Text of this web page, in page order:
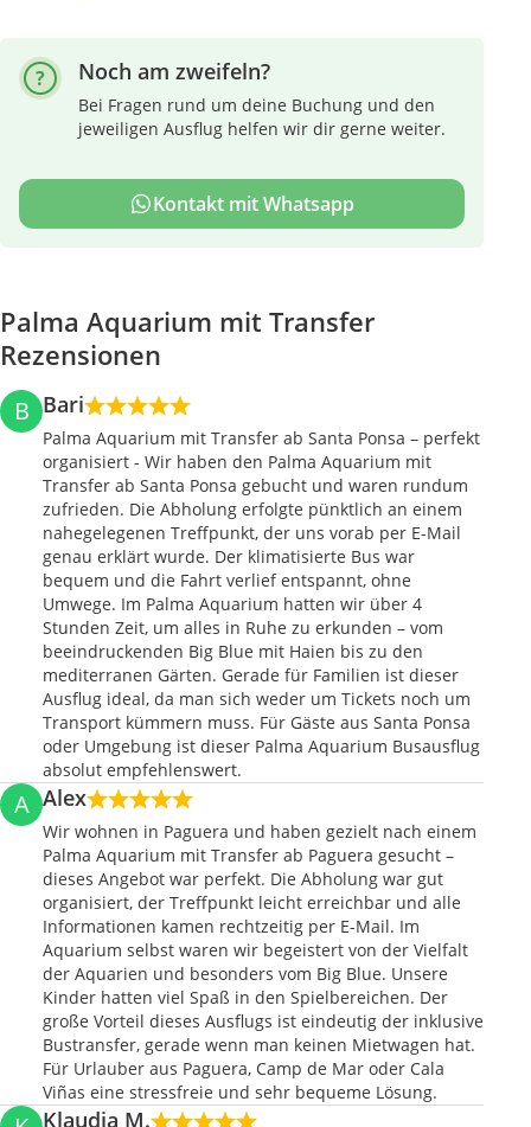
Noch am zweifeln?
Bei Fragen rund um deine Buchung und den
jeweiligen Ausflug helfen wir dir gerne weiter.
Kontakt mit Whatsapp
Palma Aquarium mit Transfer
Rezensionen
B Bari
Palma Aquarium mit Transfer ab Santa Ponsa – perfekt
organisiert - Wir haben den Palma Aquarium mit
Transfer ab Santa Ponsa gebucht und waren rundum
zufrieden. Die Abholung erfolgte pünktlich an einem
nahegelegenen Treffpunkt, der uns vorab per E-Mail
genau erklärt wurde. Der klimatisierte Bus war
bequem und die Fahrt verlief entspannt, ohne
Umwege. Im Palma Aquarium hatten wir über 4
Stunden Zeit, um alles in Ruhe zu erkunden – vom
beeindruckenden Big Blue mit Haien bis zu den
mediterranen Gärten. Gerade für Familien ist dieser
Ausflug ideal, da man sich weder um Tickets noch um
Transport kümmern muss. Für Gäste aus Santa Ponsa
oder Umgebung ist dieser Palma Aquarium Busausflug
absolut empfehlenswert.
A Alex
Wir wohnen in Paguera und haben gezielt nach einem
Palma Aquarium mit Transfer ab Paguera gesucht –
dieses Angebot war perfekt. Die Abholung war gut
organisiert, der Treffpunkt leicht erreichbar und alle
Informationen kamen rechtzeitig per E-Mail. Im
Aquarium selbst waren wir begeistert von der Vielfalt
der Aquarien und besonders vom Big Blue. Unsere
Kinder hatten viel Spaß in den Spielbereichen. Der
große Vorteil dieses Ausflugs ist eindeutig der inklusive
Bustransfer, gerade wenn man keinen Mietwagen hat.
Für Urlauber aus Paguera, Camp de Mar oder Cala
Viñas eine stressfreie und sehr bequeme Lösung.
Klaudia M.